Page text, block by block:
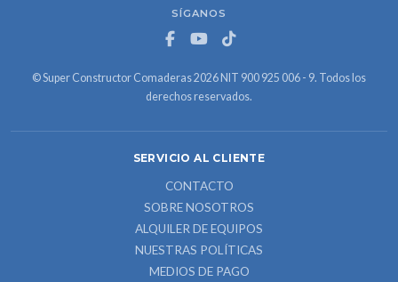
SÍGANOS
© Super Constructor Comaderas 2026 NIT 900 925 006 - 9. Todos los
derechos reservados.
SERVICIO AL CLIENTE
CONTACTO
SOBRE NOSOTROS
ALQUILER DE EQUIPOS
NUESTRAS POLÍTICAS
MEDIOS DE PAGO